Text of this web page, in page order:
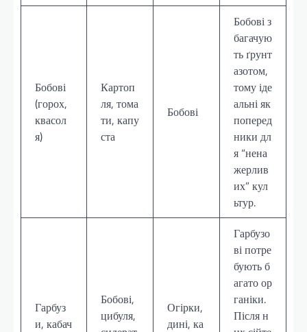
Бобові
(горох,
квасол
я)
Картоп
ля, тома
ти, капу
ста
Бобові
Бобові з
багачую
ть ґрунт
азотом,
тому іде
альні як
поперед
ники дл
я “нена
жерлив
их” кул
ьтур.
Гарбуз
и, кабач
Бобові,
цибуля,
Огірки,
дині, ка
Гарбузо
ві потре
бують б
агато ор
ганіки.
Після н